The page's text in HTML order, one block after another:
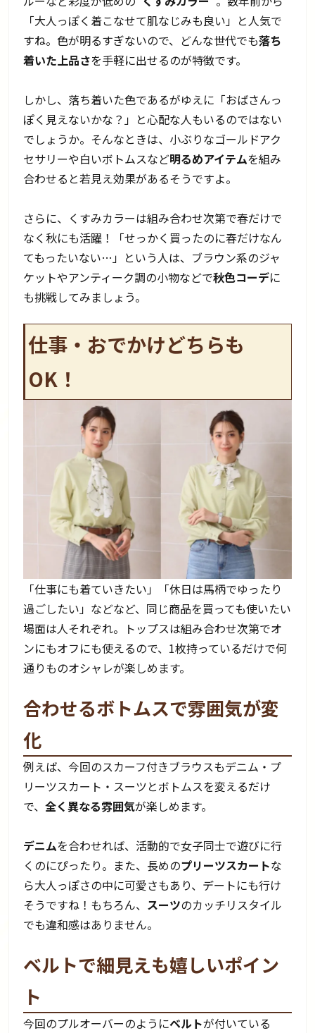
「大人っぽく着こなせて肌なじみも良い」と人気で
すね。色が明るすぎないので、どんな世代でも落ち
着いた上品さを手軽に出せるのが特徴です。
しかし、落ち着いた色であるがゆえに「おばさんっ
ぽく見えないかな？」と心配な人もいるのではない
でしょうか。そんなときは、小ぶりなゴールドアク
セサリーや白いボトムスなど明るめアイテムを組み
合わせると若見え効果があるそうですよ。
さらに、くすみカラーは組み合わせ次第で春だけで
なく秋にも活躍！「せっかく買ったのに春だけなん
てもったいない…」という人は、ブラウン系のジャ
ケットやアンティーク調の小物などで秋色コーデに
も挑戦してみましょう。
仕事・おでかけどちらも
OK！
「仕事にも着ていきたい」「休日は馬柄でゆったり
過ごしたい」などなど、同じ商品を買っても使いたい
場面は人それぞれ。トップスは組み合わせ次第でオ
ンにもオフにも使えるので、1枚持っているだけで何
通りものオシャレが楽しめます。
合わせるボトムスで雰囲気が変
化
例えば、今回のスカーフ付きブラウスもデニム・プ
リーツスカート・スーツとボトムスを変えるだけ
で、全く異なる雰囲気が楽しめます。
デニムを合わせれば、活動的で女子同士で遊びに行
くのにぴったり。また、長めのプリーツスカートな
ら大人っぽさの中に可愛さもあり、デートにも行け
そうですね！もちろん、 スーツのカッチリスタイル
でも違和感はありません。
ベルトで細見えも嬉しいポイン
ト
今回のプルオーバーのようにベルトが付いている